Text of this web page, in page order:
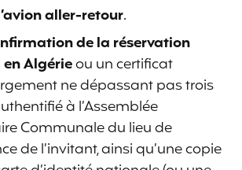
aller-retour.
de la réservation
en Algérieou un certificat
ne dépassant pas trois
à l’Assemblée
Communale du lieu de
de l’invitant, ainsi qu’une copie